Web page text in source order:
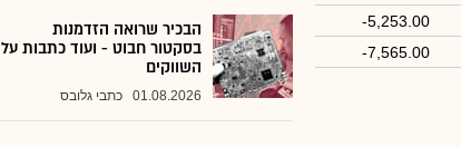
-5,253.00
-7,565.00
הבכיר שרואה הזדמנות
בסקטור חבוט - ועוד כתבות על
השווקים
01.08.2026 כתבי גלובס